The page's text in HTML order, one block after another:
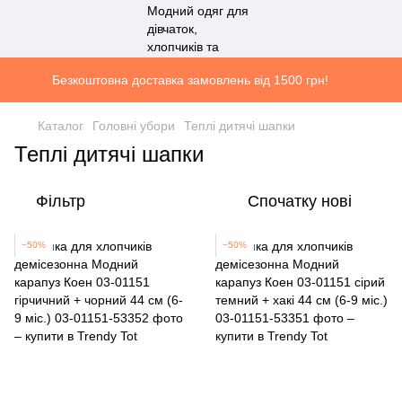
Безкоштовна доставка замовлень від 1500 грн!
Каталог Головні убори Теплі дитячі шапки
Теплі дитячі шапки
Фільтр Спочатку нові
−50% −50%